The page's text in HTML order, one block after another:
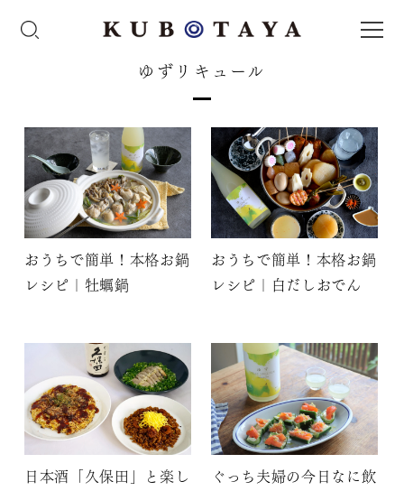
ゆずリキュール
おうちで簡単！本格お鍋
レシピ｜牡蠣鍋
おうちで簡単！本格お鍋
レシピ｜白だしおでん
日本酒「久保田」と楽し
ぐっち夫婦の今日なに飲